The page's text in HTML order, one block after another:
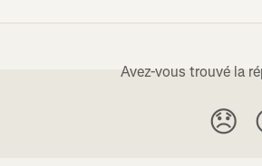
Avez-vous trouvé la
😞